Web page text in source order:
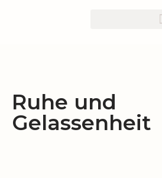
Ruhe und
Gelassenheit